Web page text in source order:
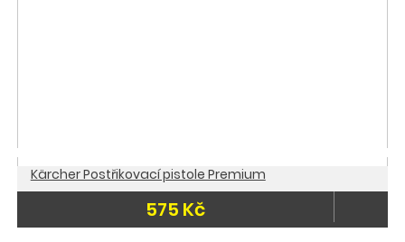
Kärcher Postřikovací pistole Premium
575 Kč